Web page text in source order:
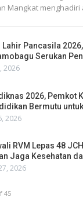
Mangkat
Lahir Pancasila
Serukan
2026
2026, Pemkot
Bermutu
2026
RVM Lepas 48
Jaga Kesehatan
2026
45